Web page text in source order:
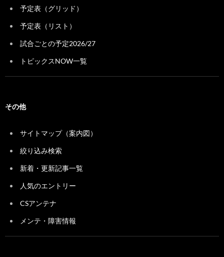
予定表（グリッド）
予定表（リスト）
試合ごとの予定2026/27
トピックスNOW一覧
その他
サイトマップ（案内図）
絞り込み検索
新着・更新記事一覧
人気のエントリー
CSアンテナ
メンテ・障害情報